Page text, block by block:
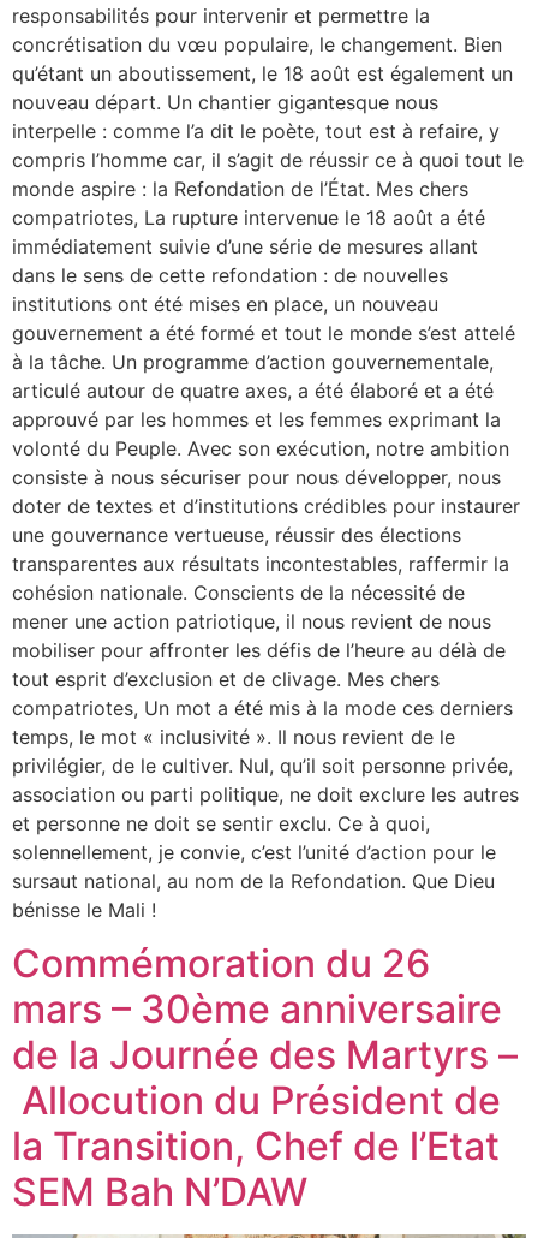
responsabilités pour intervenir et permettre la
concrétisation du vœu populaire, le changement. Bien
qu’étant un aboutissement, le 18 août est également un
nouveau départ. Un chantier gigantesque nous
interpelle : comme l’a dit le poète, tout est à refaire, y
compris l’homme car, il s’agit de réussir ce à quoi tout le
monde aspire : la Refondation de l’État. Mes chers
compatriotes, La rupture intervenue le 18 août a été
immédiatement suivie d’une série de mesures allant
dans le sens de cette refondation : de nouvelles
institutions ont été mises en place, un nouveau
gouvernement a été formé et tout le monde s’est attelé
à la tâche. Un programme d’action gouvernementale,
articulé autour de quatre axes, a été élaboré et a été
approuvé par les hommes et les femmes exprimant la
volonté du Peuple. Avec son exécution, notre ambition
consiste à nous sécuriser pour nous développer, nous
doter de textes et d’institutions crédibles pour instaurer
une gouvernance vertueuse, réussir des élections
transparentes aux résultats incontestables, raffermir la
cohésion nationale. Conscients de la nécessité de
mener une action patriotique, il nous revient de nous
mobiliser pour affronter les défis de l’heure au délà de
tout esprit d’exclusion et de clivage. Mes chers
compatriotes, Un mot a été mis à la mode ces derniers
temps, le mot « inclusivité ». Il nous revient de le
privilégier, de le cultiver. Nul, qu’il soit personne privée,
association ou parti politique, ne doit exclure les autres
et personne ne doit se sentir exclu. Ce à quoi,
solennellement, je convie, c’est l’unité d’action pour le
sursaut national, au nom de la Refondation. Que Dieu
bénisse le Mali !
Commémoration du 26
mars – 30ème anniversaire
de la Journée des Martyrs –
Allocution du Président de
la Transition, Chef de l’Etat
SEM Bah N’DAW